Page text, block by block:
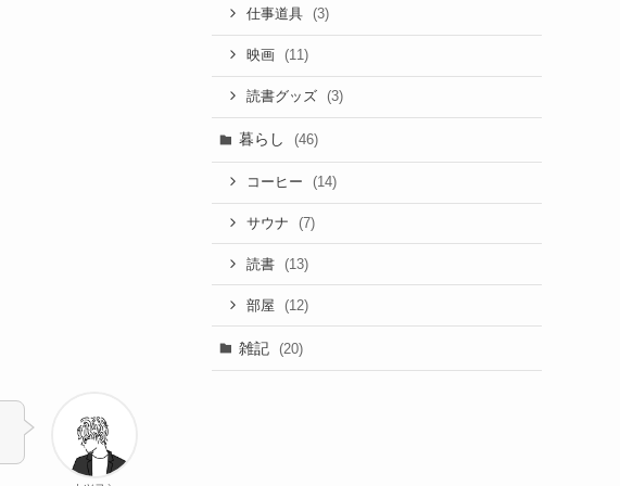
仕事道具 (3)
映画 (11)
読書グッズ (3)
暮らし (46)
コーヒー (14)
サウナ (7)
読書 (13)
部屋 (12)
雑記 (20)